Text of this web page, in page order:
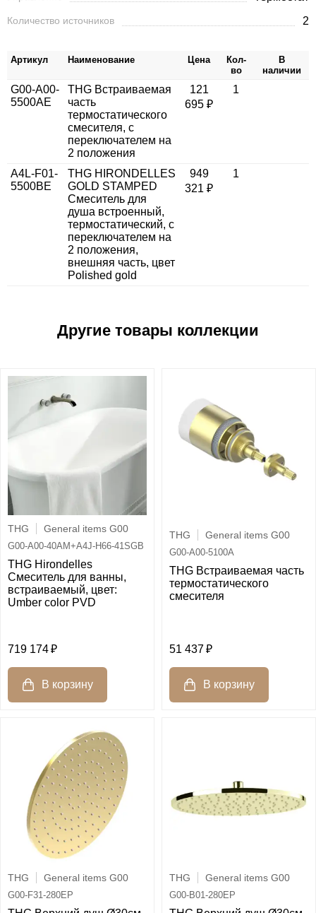
Количество источников 2
Артикул Наименование Цена
Кол-
во
В
наличии
G00-A00-
5500AE
THG Встраиваемая
часть
термостатического
смесителя, с
переключателем на
2 положения
121
695 ₽
1
A4L-F01-
5500BE
THG HIRONDELLES
GOLD STAMPED
Смеситель для
душа встроенный,
термостатический, с
переключателем на
2 положения,
внешняя часть, цвет
Polished gold
949
321 ₽
1
THG General items G00
G00-A00-40AM+A4J-H66-41SGB
THG Hirondelles
Смеситель для ванны,
встраиваемый, цвет:
Umber color PVD
719 174
THG General items G00
G00-A00-5100A
THG Встраиваемая часть
термостатического
смесителя
51 437
THG General items G00
G00-F31-280EP
THG General items G00
G00-B01-280EP